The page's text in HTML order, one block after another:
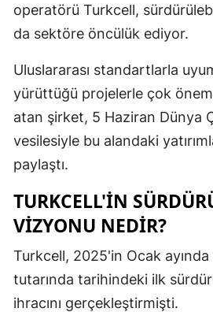
operatörü Turkcell,
da sektöre öncülük ediyor.
Uluslararası standartlarla
yürüttüğü projelerle çok
atan şirket, 5 Haziran Dünya
vesilesiyle bu alandaki
paylaştı.
TURKCELL'IN
VIZYONU NEDIR?
Turkcell, 2025'in Ocak
tutarında tarihindeki ilk
ihracını gerçekleştirmişti.